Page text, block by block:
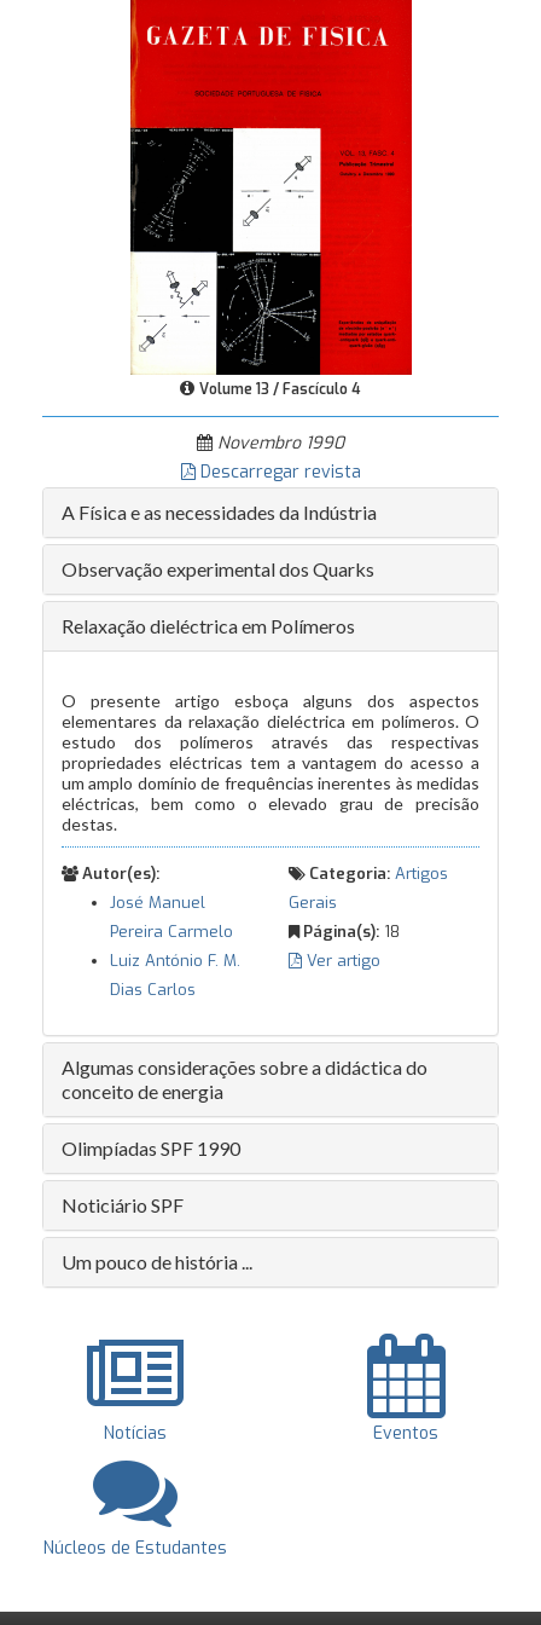
Volume 13 / Fascículo 4
Novembro 1990
Descarregar revista
A Física e as necessidades da Indústria
Observação experimental dos Quarks
Relaxação dieléctrica em Polímeros
O presente artigo esboça alguns dos aspectos
elementares da relaxação dieléctrica em polímeros. O
estudo dos polímeros através das respectivas
propriedades eléctricas tem a vantagem do acesso a
um amplo domínio de frequências inerentes às medidas
eléctricas, bem como o elevado grau de precisão
destas.
Autor(es):
José Manuel
Pereira Carmelo
Luiz António F. M.
Dias Carlos
Categoria: Artigos
Gerais
Página(s): 18
Ver artigo
Algumas considerações sobre a didáctica do
conceito de energia
Olimpíadas SPF 1990
Noticiário SPF
Um pouco de história ...
Notícias Eventos
Núcleos de Estudantes